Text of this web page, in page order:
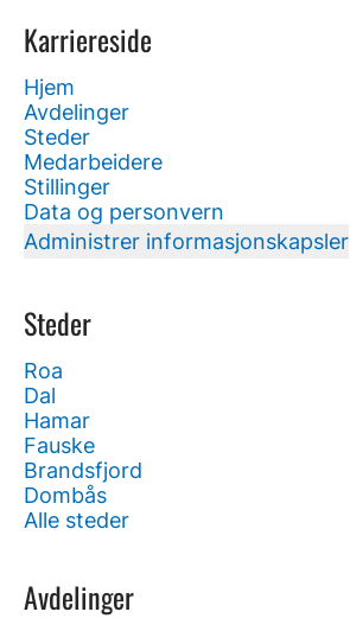
Karriereside
Hjem
Avdelinger
Steder
Medarbeidere
Stillinger
Data og personvern
Administrer informasjonskapsler
Steder
Roa
Dal
Hamar
Fauske
Brandsfjord
Dombås
Alle steder
Avdelinger